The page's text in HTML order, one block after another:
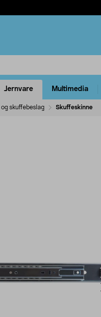
Jernvare Multimedia
skuffebeslag Skuffeskinne